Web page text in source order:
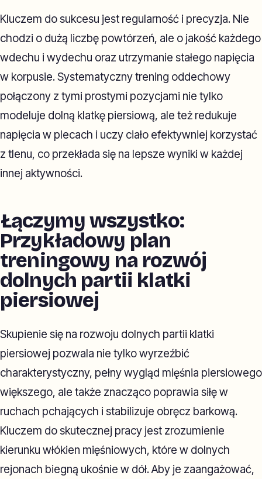
Kluczem do sukcesu jest regularność i precyzja. Nie
chodzi o dużą liczbę powtórzeń, ale o jakość każdego
wdechu i wydechu oraz utrzymanie stałego napięcia
w korpusie. Systematyczny trening oddechowy
połączony z tymi prostymi pozycjami nie tylko
modeluje dolną klatkę piersiową, ale też redukuje
napięcia w plecach i uczy ciało efektywniej korzystać
z tlenu, co przekłada się na lepsze wyniki w każdej
innej aktywności.
Łączymy wszystko:
Przykładowy plan
treningowy na rozwój
dolnych partii klatki
piersiowej
Skupienie się na rozwoju dolnych partii klatki
piersiowej pozwala nie tylko wyrzeźbić
charakterystyczny, pełny wygląd mięśnia piersiowego
większego, ale także znacząco poprawia siłę w
ruchach pchających i stabilizuje obręcz barkową.
Kluczem do skutecznej pracy jest zrozumienie
kierunku włókien mięśniowych, które w dolnych
rejonach biegną ukośnie w dół. Aby je zaangażować,